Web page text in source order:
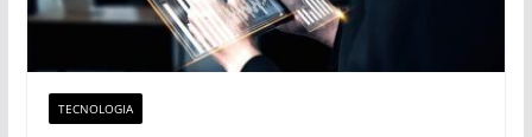
TECNOLOGIA